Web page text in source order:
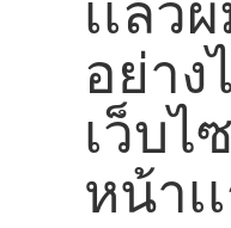
อย่าง
เว็บ
หน้าเ